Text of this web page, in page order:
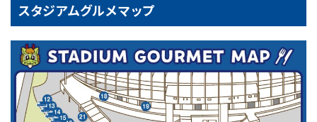
スタジアムグルメマップ